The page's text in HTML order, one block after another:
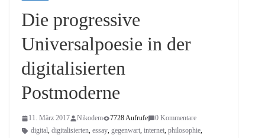
Die progressive
Universalpoesie in der
digitalisierten
Postmoderne
11. März 2017 Nikodem 7728 Aufrufe
0 Kommentare
digital, digitalisierten, essay, gegenwart, internet, philosophie,